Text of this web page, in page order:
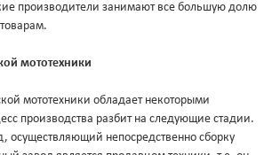
производители занимают все большую долю
мототехники
мототехники обладает некоторыми
производства разбит на следующие стадии.
осуществляющий непосредственно сборку